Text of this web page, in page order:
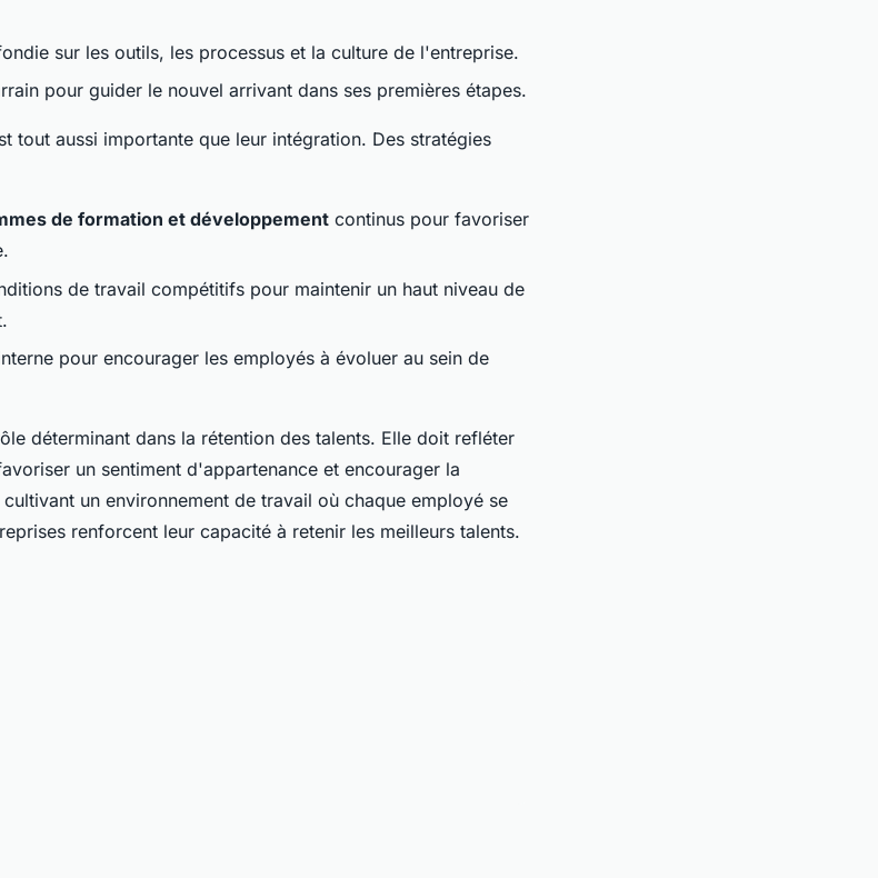
sur les outils, les processus et la culture de l'entreprise.
pour guider le nouvel arrivant dans ses premières étapes.
tout aussi importante que leur intégration. Des stratégies
de formation et développement continus pour favoriser
de travail compétitifs pour maintenir un haut niveau de
pour encourager les employés à évoluer au sein de
déterminant dans la rétention des talents. Elle doit refléter
un sentiment d'appartenance et encourager la
un environnement de travail où chaque employé se
renforcent leur capacité à retenir les meilleurs talents.